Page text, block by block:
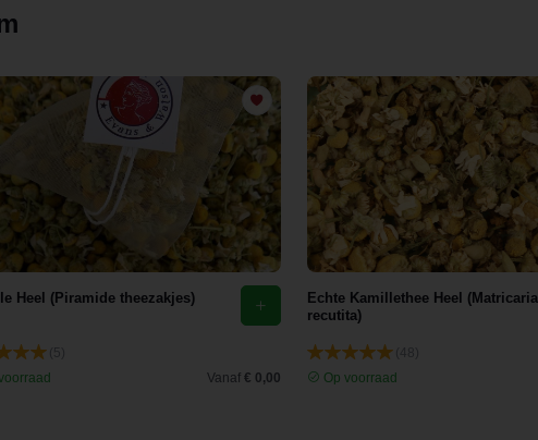
Heel (Piramide theezakjes)
Vanaf € 0,00
Echte Kamillethee Heel (Matricaria
recutita)
Op voorraad